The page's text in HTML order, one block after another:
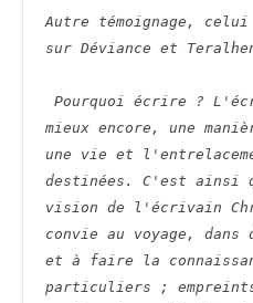
Autre témoignage,
sur Déviance et
Pourquoi écrire ?
mieux encore, une
une vie et
destinées. C'est ainsi
vision de l'écrivain
convie au voyage,
et à faire la
particuliers ;